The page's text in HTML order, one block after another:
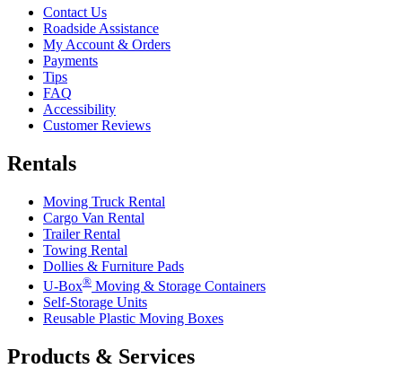
Contact Us
Roadside Assistance
My Account & Orders
Payments
Tips
FAQ
Accessibility
Customer Reviews
Rentals
Moving Truck Rental
Cargo Van Rental
Trailer Rental
Towing Rental
Dollies & Furniture Pads
U-Box® Moving & Storage Containers
Self-Storage Units
Reusable Plastic Moving Boxes
Products & Services